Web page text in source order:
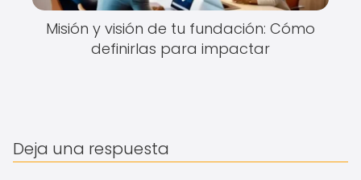
Misión y visión de tu fundación: Cómo
definirlas para impactar
Deja una respuesta